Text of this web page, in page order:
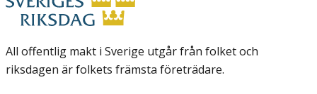
All offentlig makt i Sverige utgår från folket och
riksdagen är folkets främsta företrädare.